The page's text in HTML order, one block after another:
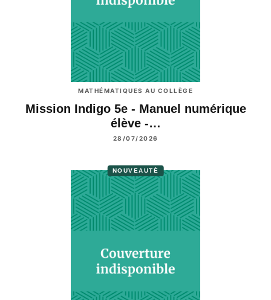
MATHÉMATIQUES AU COLLÈGE
Mission Indigo 5e - Manuel numérique
élève -…
28/07/2026
NOUVEAUTÉ